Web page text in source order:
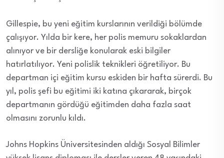
Gillespie, bu yeni eğitim kurslarının verildiği bölümde
çalışıyor. Yılda bir kere, her polis memuru sokaklardan
alınıyor ve bir dersliğe konularak eski bilgiler
hatırlatılıyor. Yeni polislik teknikleri öğretiliyor. Bu
departman içi eğitim kursu eskiden bir hafta sürerdi. Bu
yıl, polis şefi bu eğitimi iki katına çıkararak, birçok
departmanın gördüğü eğitimden daha fazla saat
olmasını zorunlu kıldı.
Johns Hopkins Üniversitesinden aldığı Sosyal Bilimler